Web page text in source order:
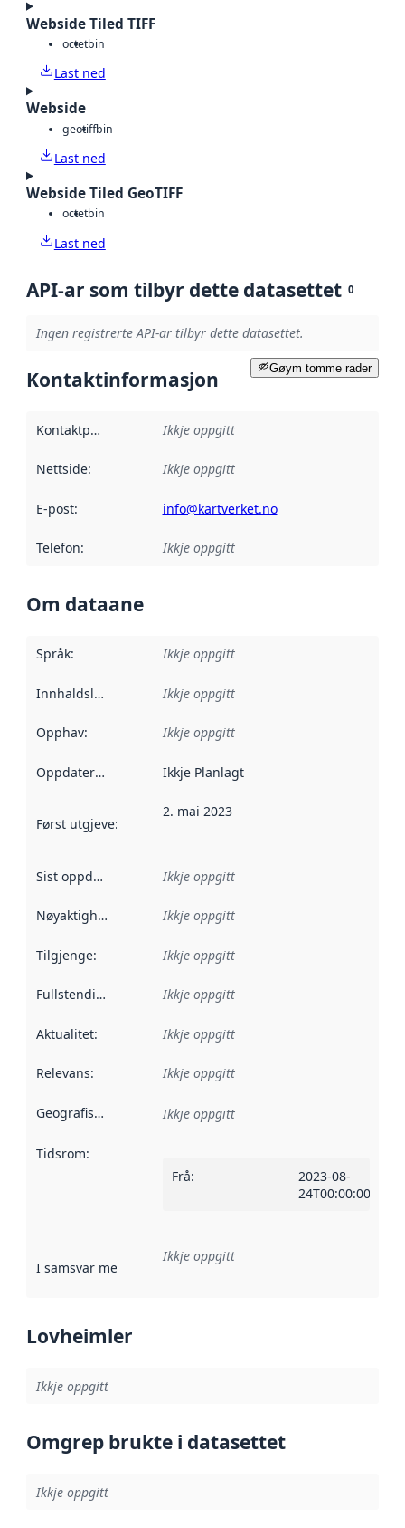
Webside Tiled TIFF
octetbin
Last ned
Webside
geotiffbin
Last ned
Webside Tiled GeoTIFF
octetbin
Last ned
API-ar som tilbyr dette datasettet 0
Ingen registrerte API-ar tilbyr dette datasettet.
Gøym tomme rader
Kontaktinformasjon
Kontaktpunkt Ikkje oppgitt
Nettside: Ikkje oppgitt
E-post: info@kartverket.no
Telefon: Ikkje oppgitt
Om dataane
Språk: Ikkje oppgitt
Innhaldsleverandørar :
Ikkje oppgitt
Opphav: Ikkje oppgitt
Oppdateringsfrekvens :
Ikkje Planlagt
Først utgjeve:
2. mai 2023
Sist oppdatert Ikkje oppgitt
Nøyaktigheit Ikkje oppgitt
Tilgjenge: Ikkje oppgitt
Fullstendigheit Ikkje oppgitt
Aktualitet: Ikkje oppgitt
Relevans: Ikkje oppgitt
Geografisk område Ikkje oppgitt
Tidsrom:
Frå:
2023-08-
24T00:00:00Z
I samsvar med Referanse til ei implementeringsregel eller
Ikkje oppgitt
Lovheimler
Ikkje oppgitt
Omgrep brukte i datasettet
Ikkje oppgitt